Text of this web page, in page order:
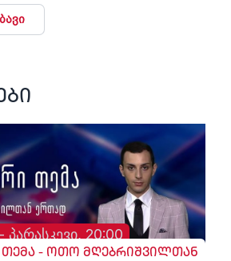
20:00
- ოთო მღებრიშვილთან